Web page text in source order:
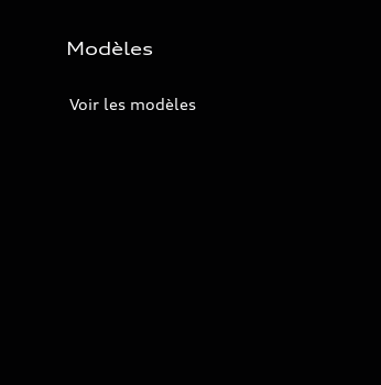
Modèles
Voir les modèles